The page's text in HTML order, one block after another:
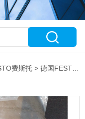
费斯托 > 德国FESTO 标准气缸 DNC-TT 系列